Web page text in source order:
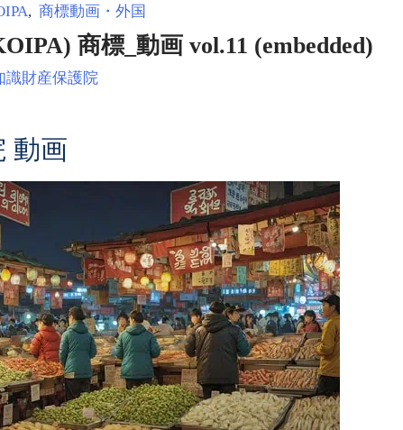
, 商標動画・外国
商標_動画 vol.11 (embedded)
識財産保護院
動画